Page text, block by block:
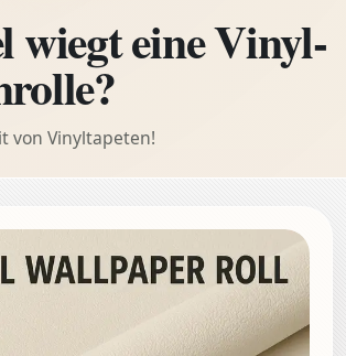
wiegt eine Vinyl-
von Vinyltapeten!